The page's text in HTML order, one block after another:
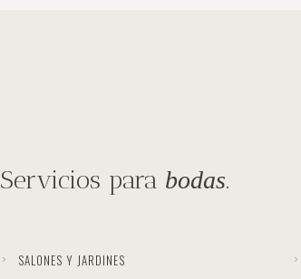
Servicios para bodas.
SALONES Y JARDINES